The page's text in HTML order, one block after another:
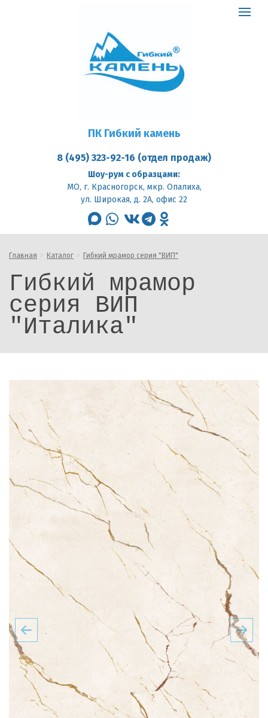
ПК Гибкий камень
8 (495) 323-92-16 (отдел продаж)
Шоу-рум с образцами:
МО, г. Красногорск, мкр. Опалиха,
ул. Широкая, д. 2А, офис 22
max whatsapp
vk telegramodnoklassniki
Toggle
Главная Каталог Гибкий мрамор серия "ВИП"
Гибкий мрамор
серия ВИП
"Италика"